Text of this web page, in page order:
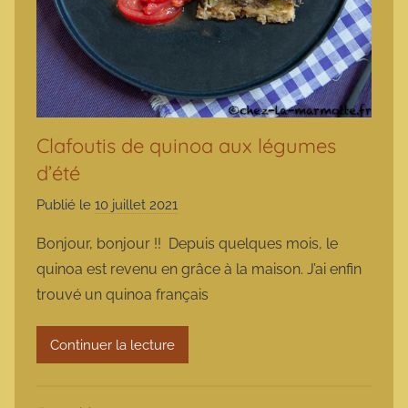
Clafoutis de quinoa aux légumes
d’été
Publié le 10 juillet 2021
r
m
a
r
Bonjour, bonjour !! Depuis quelques mois, le
quinoa est revenu en grâce à la maison. J’ai enfin
trouvé un quinoa français
Continuer la lecture